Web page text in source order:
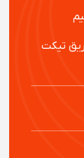
تیکت